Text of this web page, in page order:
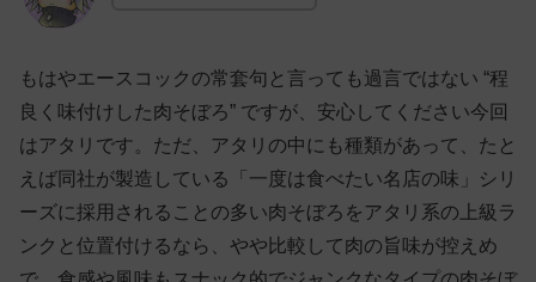
もはやエースコックの常套句と言っても過言ではない “程
良く味付けした肉そぼろ” ですが、安心してください今回
はアタリです。ただ、アタリの中にも種類があって、たと
えば同社が製造している「一度は食べたい名店の味」シリ
ーズに採用されることの多い肉そぼろをアタリ系の上級ラ
ンクと位置付けるなら、やや比較して肉の旨味が控えめ